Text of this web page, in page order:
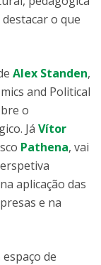
o que
Alex Standen,
and Political
o
Já Vítor
Pathena, vai
aplicação das
e na
de